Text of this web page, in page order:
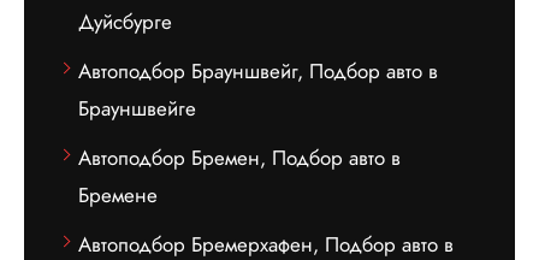
Дуйсбурге
Автоподбор Брауншвейг, Подбор авто в
Брауншвейге
Автоподбор Бремен, Подбор авто в
Бремене
Автоподбор Бремерхафен, Подбор авто в